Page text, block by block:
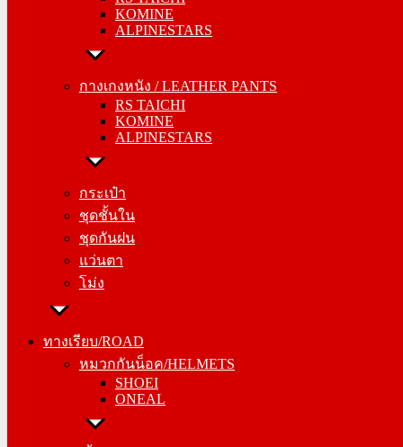
KOMINE
ALPINESTARS
กางเกงหนัง / LEATHER PANTS
RS TAICHI
KOMINE
ALPINESTARS
กระเป๋า
ชุดชั้นใน
ชุดกันฝน
แว่นตา
โม่ง
ทางเรียบ/ROAD
หมวกกันน็อค/HELMETS
SHOEI
ONEAL
กางเกงหนัง / LEATHER PANTS
KOMINE
ALPINESTARS
กระเป๋า
ชุดชั้นใน
ชุดกันฝน
แว่นตา
โม่ง
ทางเรียบ/ROAD
หมวกกันน็อค/HELMETS
SHOEI
ONEAL
เสื้อ/JACKETS